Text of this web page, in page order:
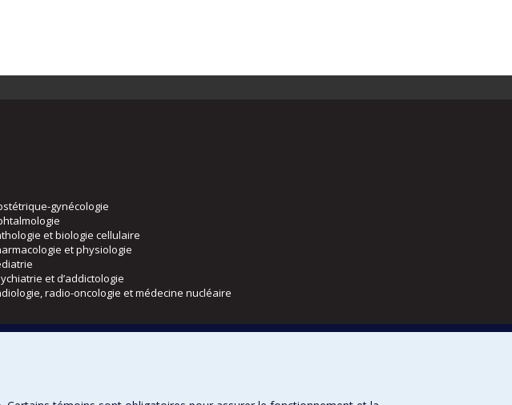
gynécologie
et biologie cellulaire
et physiologie
et d’addictologie
radio-oncologie et médecine nucléaire